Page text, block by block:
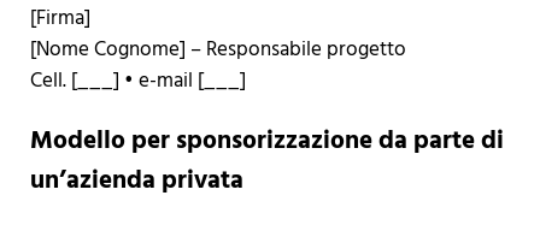
[Firma]
[Nome Cognome] – Responsabile progetto
Cell. [___] • e-mail [___]
Modello per sponsorizzazione da parte di
un’azienda privata